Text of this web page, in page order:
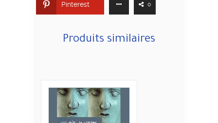
Pinterest 0
Produits similaires